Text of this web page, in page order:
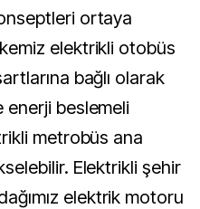
ortaya
elektrikli otobüs
bağlı olarak
beslemeli
metrobüs ana
Elektrikli şehir
elektrik motoru